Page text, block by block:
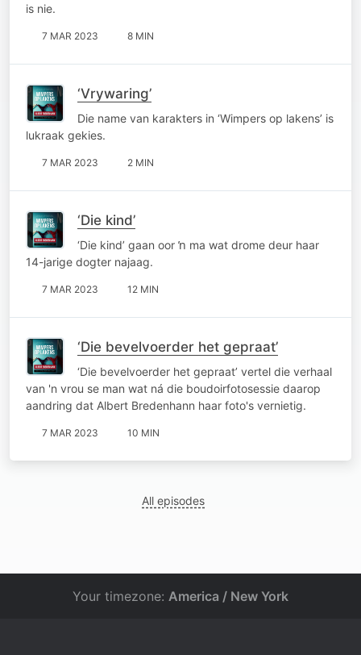
is nie.
7 MAR 2023 8 MIN
‘Vrywaring’
Die name van karakters in ‘Wimpers op lakens’ is
lukraak gekies.
7 MAR 2023 2 MIN
‘Die kind’
‘Die kind’ gaan oor ŉ ma wat drome deur haar
14-jarige dogter najaag.
7 MAR 2023 12 MIN
‘Die bevelvoerder het gepraat’
‘Die bevelvoerder het gepraat’ vertel die verhaal
van 'n vrou se man wat ná die boudoirfotosessie daarop
aandring dat Albert Bredenhann haar foto's vernietig.
7 MAR 2023 10 MIN
All episodes
Your timezone: America / New York